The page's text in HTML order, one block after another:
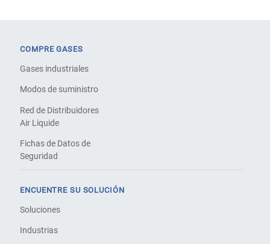
COMPRE GASES
Gases industriales
Modos de suministro
Red de Distribuidores
Air Liquide
Fichas de Datos de
Seguridad
ENCUENTRE SU SOLUCIÓN
Soluciones
Industrias